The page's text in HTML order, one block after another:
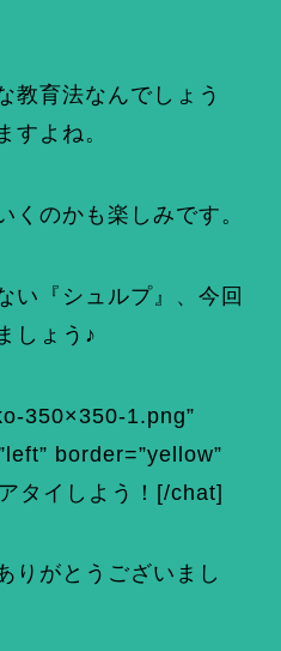
教育法なんでしょう
すよね。
くのかも楽しみです。
い『シュルプ』、今回
しょう♪
350×350-1.png”
border=”yellow”
タイしよう！[/chat]
りがとうございまし